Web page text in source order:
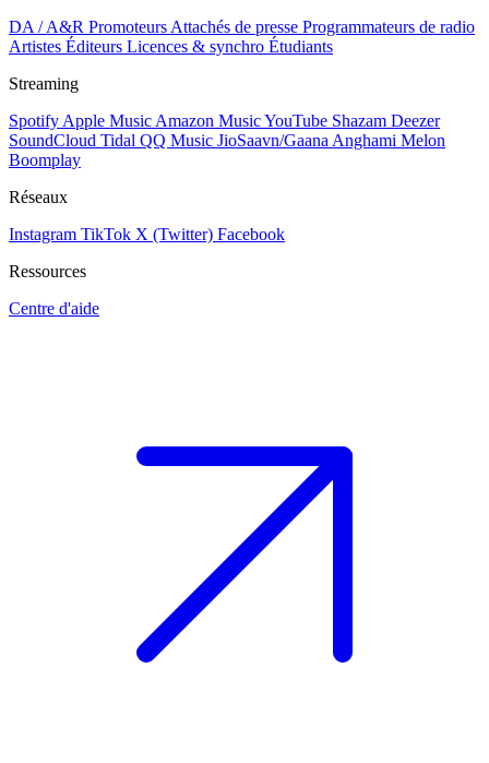
DA / A&R Promoteurs Attachés de presse Programmateurs de radio
Artistes Éditeurs Licences & synchro Étudiants
Streaming
Spotify Apple Music Amazon MusicYouTube Shazam Deezer
SoundCloud Tidal QQ Music JioSaavn/Gaana Anghami Melon
Boomplay
Réseaux
Instagram TikTok X (Twitter) Facebook
Ressources
Centre d'aide